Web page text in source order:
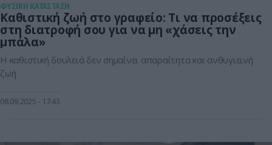
ΦΥΣΙΚΗ ΚΑΤΑΣΤΑΣΗ
Καθιστική ζωή στο γραφείο: Τι να προσέξεις
στη διατροφή σου για να μη «χάσεις την
μπάλα»
Η καθιστική δουλειά δεν σημαίνει απαραίτητα και ανθυγιεινή
ζωή
08.09.2025 17:43